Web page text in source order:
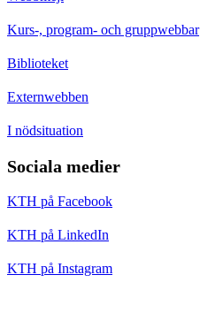
Kurs-, program- och gruppwebbar
Biblioteket
Externwebben
I nödsituation
Sociala medier
KTH på Facebook
KTH på LinkedIn
KTH på Instagram